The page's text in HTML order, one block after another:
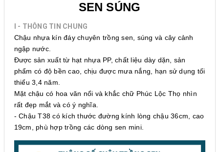
SEN SÚNG
I - THÔNG TIN CHUNG
Chậu nhựa kín đáy chuyên trồng sen, súng và cây cảnh
ngập nước.
Được sản xuất từ hạt nhựa PP, chất liệu dày dặn, sản
phẩm có độ bền cao, chịu được mưa nắng, hạn sử dụng tối
thiểu 3,4 năm.
Mặt chậu có hoa văn nổi và khắc chữ Phúc Lộc Thọ nhìn
rất đẹp mắt và có ý nghĩa.
- Chậu T38 có kích thước đường kính lòng chậu 36cm, cao
19cm, phù hợp trồng các dòng sen mini.